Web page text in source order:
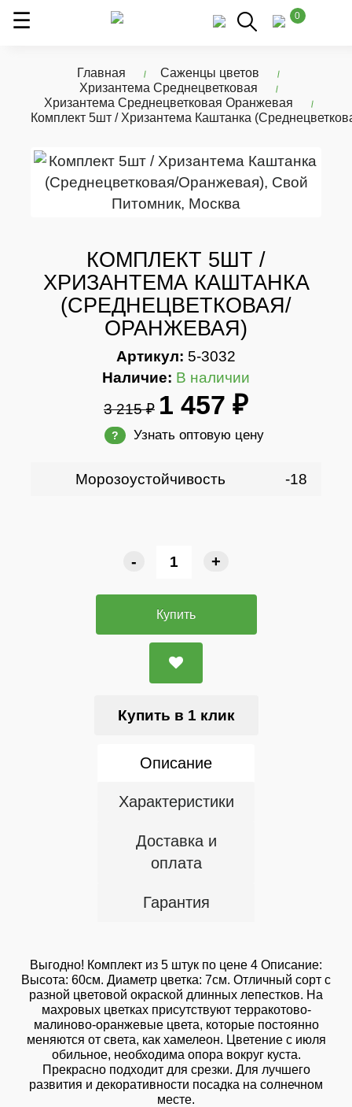
0
Главная
Саженцы цветов
Хризантема Среднецветковая
Хризантема Среднецветковая Оранжевая
Комплект 5шт / Хризантема Каштанка
КОМПЛЕКТ 5ШТ /
ХРИЗАНТЕМА КАШТАНКА
(СРЕДНЕЦВЕТКОВАЯ/
ОРАНЖЕВАЯ)
Артикул: 5-3032
Наличие: В наличии
3 215 ₽ 1 457 ₽
? Узнать оптовую цену
Морозоустойчивость -18
- +
Купить
Купить в 1 клик
Описание
Характеристики
Доставка и
оплата
Гарантия
Выгодно! Комплект из 5 штук по цене 4 Описание:
Высота: 60см. Диаметр цветка: 7см. Отличный сорт с
разной цветовой окраской длинных лепестков. На
махровых цветках присутствуют терракотово-
малиново-оранжевые цвета, которые постоянно
меняются от света, как хамелеон. Цветение с июля
обильное, необходима опора вокруг куста.
Прекрасно подходит для срезки. Для лучшего
развития и декоративности посадка на солнечном
месте.